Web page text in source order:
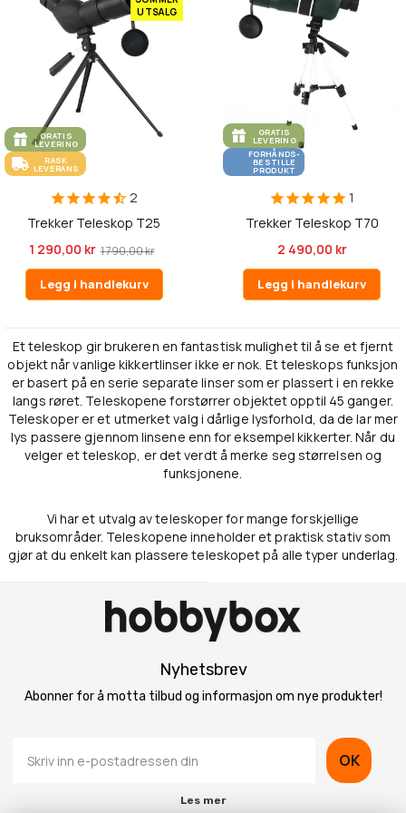
UTSALG
GRATIS
LEVERING
RASK
LEVERANS
2
Trekker Teleskop T25
1 290,00 kr 1 790,00 kr
Legg i handlekurv
GRATIS
LEVERING
FORHÅNDS-
BESTILLE
PRODUKT
1
Trekker Teleskop T70
2 490,00 kr
Legg i handlekurv
Et teleskop gir brukeren en fantastisk mulighet til å se et fjernt
objekt når vanlige kikkertlinser ikke er nok. Et teleskops funksjon
er basert på en serie separate linser som er plassert i en rekke
langs røret. Teleskopene forstørrer objektet opptil 45 ganger.
Teleskoper er et utmerket valg i dårlige lysforhold, da de lar mer
lys passere gjennom linsene enn for eksempel kikkerter. Når du
velger et teleskop, er det verdt å merke seg størrelsen og
funksjonene.
Vi har et utvalg av teleskoper for mange forskjellige
bruksområder. Teleskopene inneholder et praktisk stativ som
gjør at du enkelt kan plassere teleskopet på alle typer underlag.
Nyhetsbrev
Abonner for å motta tilbud og informasjon om nye produkter!
OK
Les mer